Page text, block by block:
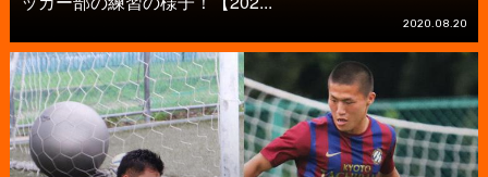
2020.08.20